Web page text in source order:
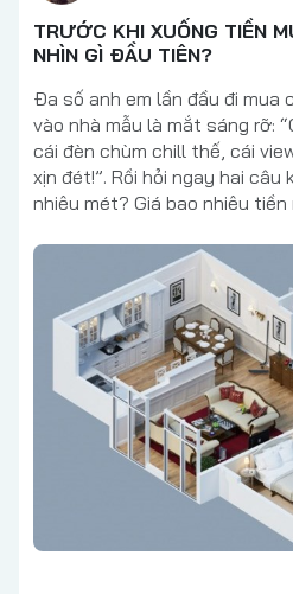
TRƯỚC KHI XUỐNG TIỀN
NHÌN GÌ ĐẦU TIÊN?
Đa số anh em lần đầu đi mua
vào nhà mẫu là mắt sáng rỡ:
cái đèn chùm chill thế, cái
xịn đét!”. Rồi hỏi ngay hai câu
nhiêu mét? Giá bao nhiêu tiền